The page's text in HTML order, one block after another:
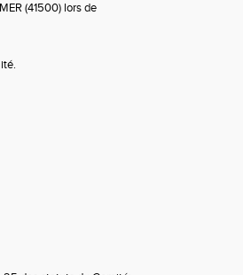
(41500) lors de